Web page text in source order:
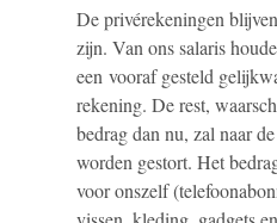
De privérekeningen
zijn. Van ons salaris
een vooraf gesteld
rekening. De rest,
bedrag dan nu, zal naar
worden gestort. Het
voor onszelf